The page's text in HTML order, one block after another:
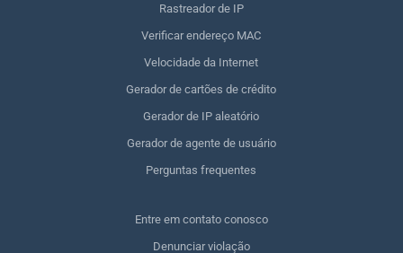
Rastreador de IP
Verificar endereço MAC
Velocidade da Internet
Gerador de cartões de crédito
Gerador de IP aleatório
Gerador de agente de usuário
Perguntas frequentes
Entre em contato conosco
Denunciar violação